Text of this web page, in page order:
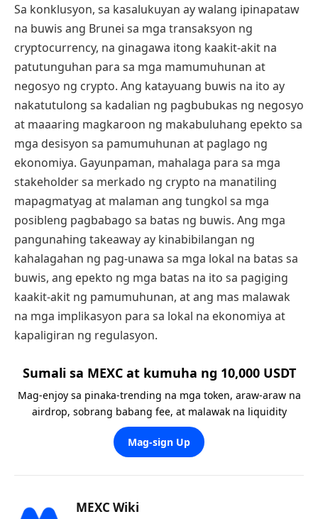
Sa konklusyon, sa kasalukuyan ay walang ipinapataw
na buwis ang Brunei sa mga transaksyon ng
cryptocurrency, na ginagawa itong kaakit-akit na
patutunguhan para sa mga mamumuhunan at
negosyo ng crypto. Ang katayuang buwis na ito ay
nakatutulong sa kadalian ng pagbubukas ng negosyo
at maaaring magkaroon ng makabuluhang epekto sa
mga desisyon sa pamumuhunan at paglago ng
ekonomiya. Gayunpaman, mahalaga para sa mga
stakeholder sa merkado ng crypto na manatiling
mapagmatyag at malaman ang tungkol sa mga
posibleng pagbabago sa batas ng buwis. Ang mga
pangunahing takeaway ay kinabibilangan ng
kahalagahan ng pag-unawa sa mga lokal na batas sa
buwis, ang epekto ng mga batas na ito sa pagiging
kaakit-akit ng pamumuhunan, at ang mas malawak
na mga implikasyon para sa lokal na ekonomiya at
kapaligiran ng regulasyon.
Sumali sa MEXC at kumuha ng 10,000 USDT
Mag-enjoy sa pinaka-trending na mga token, araw-araw na
airdrop, sobrang babang fee, at malawak na liquidity
Mag-sign Up
MEXC Wiki